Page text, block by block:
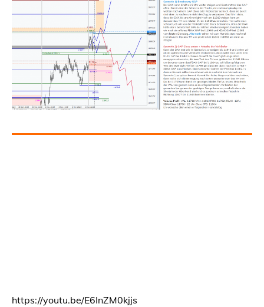
https://youtu.be/E6InZM0kjjs